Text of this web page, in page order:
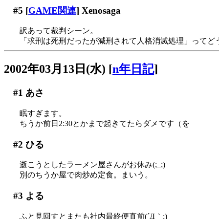
#5 [GAME関連] Xenosaga
訳あって裁判シーン。
「求刑は死刑だったが減刑されて人格消滅処理」ってど
2002年03月13日(水) [n年日記]
#1 あさ
眠すぎます。
ちうか前日2:30とかまで起きてたらダメです（を
#2 ひる
逝こうとしたラーメン屋さんがお休み(;_;)
別のちうか屋で肉炒め定食。まいう。
#3 よる
ふと見回すとまたも社内最終便直前(´Д｀;)